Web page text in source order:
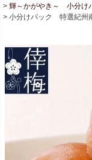
輝～かがやき～ 小分け
小分けパック 特選紀州